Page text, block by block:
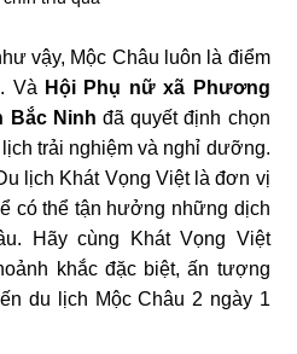
vậy, Mộc Châu luôn là điểm
Và Hội Phụ nữ xã Phương
Bắc Ninh đã quyết định chọn
trải nghiệm và nghỉ dưỡng.
lịch Khát Vọng Việt là đơn vị
có thể tận hưởng những dịch
Hãy cùng Khát Vọng Việt
khắc đặc biệt, ấn tượng
du lịch Mộc Châu 2 ngày 1